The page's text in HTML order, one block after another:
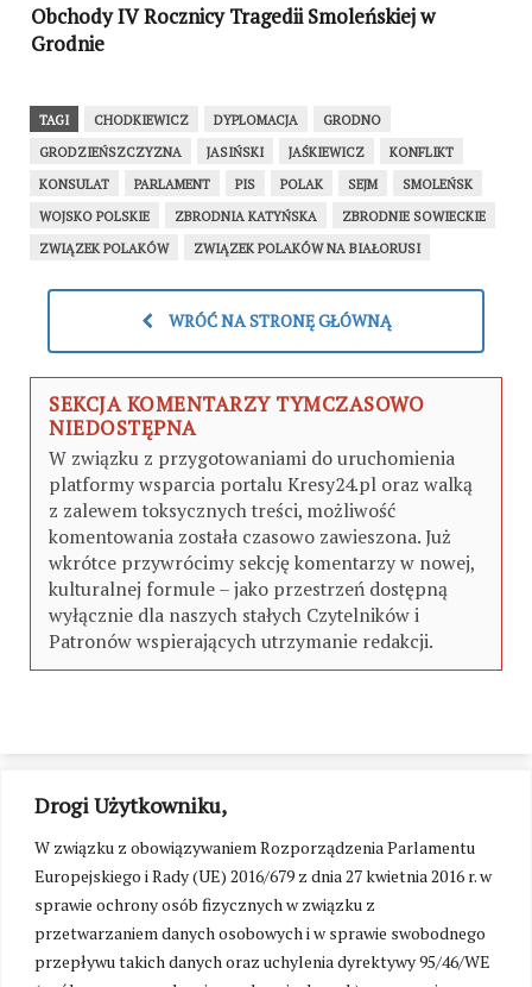
Drogi Użytkowniku,
W związku z obowiązywaniem Rozporządzenia Parlamentu
Europejskiego i Rady (UE) 2016/679 z dnia 27 kwietnia 2016 r. w
sprawie ochrony osób fizycznych w związku z
przetwarzaniem danych osobowych i w sprawie swobodnego
przepływu takich danych oraz uchylenia dyrektywy 95/46/WE
Obchody IV Rocznicy Tragedii Smoleńskiej w
Grodnie
TAGI CHODKIEWICZ DYPLOMACJA
GRODNO
GRODZIEŃSZCZYZNA
JASIŃSKI JAŚKIEWICZ
KONFLIKT
KONSULAT
PARLAMENT PIS POLAK SEJM
SMOLEŃSK
WOJSKO POLSKIE
ZBRODNIA KATYŃSKA
ZBRODNIE SOWIECKIE
ZWIĄZEK POLAKÓW
ZWIĄZEK POLAKÓW NA BIAŁORUSI
WRÓĆ NA STRONĘ GŁÓWNĄ
SEKCJA KOMENTARZY TYMCZASOWO
NIEDOSTĘPNA
W związku z przygotowaniami do uruchomienia
platformy wsparcia portalu Kresy24.pl oraz walką
z zalewem toksycznych treści, możliwość
komentowania została czasowo zawieszona. Już
wkrótce przywrócimy sekcję komentarzy w nowej,
kulturalnej formule – jako przestrzeń dostępną
wyłącznie dla naszych stałych Czytelników i
Patronów wspierających utrzymanie redakcji.